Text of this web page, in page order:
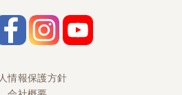
情報保護方針